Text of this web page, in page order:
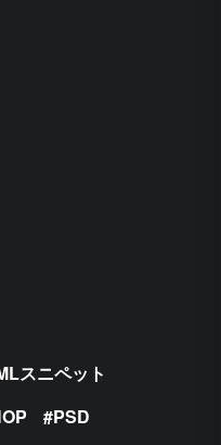
スニペット
PSD